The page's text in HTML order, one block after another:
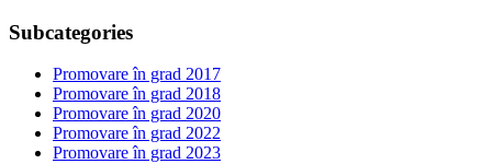
Subcategories
Promovare în grad 2017
Promovare în grad 2018
Promovare în grad 2020
Promovare în grad 2022
Promovare în grad 2023